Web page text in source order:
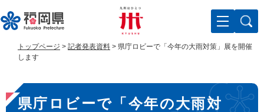
ー
ジ
す
。
ニ
ュ
し
て
トップページ > 記者発表資料 > 県庁ロビーで「今年の大雨対策」展を開催
します
本
文
県庁ロビーで「今年の大雨対